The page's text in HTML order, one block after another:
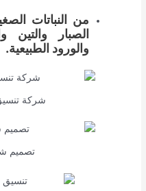
من النباتات
الصبار والتين
والورود الطبيعية.
شركة
تصميم